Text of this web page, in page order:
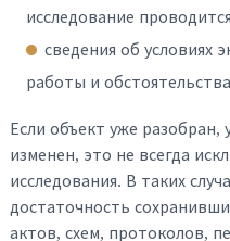
исследование
сведения об условиях
работы и
Если объект уже
изменен, это не всегда
исследования. В таких
достаточность
актов, схем, протоколов,